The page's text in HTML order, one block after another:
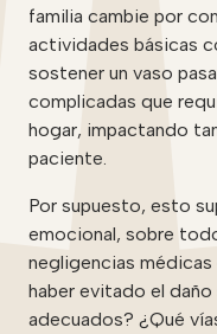
familia cambie por
actividades básicas
sostener un vaso
complicadas que
hogar, impactando
paciente.
Por supuesto, esto
emocional, sobre
negligencias médicas
haber evitado el
adecuados? ¿Qué